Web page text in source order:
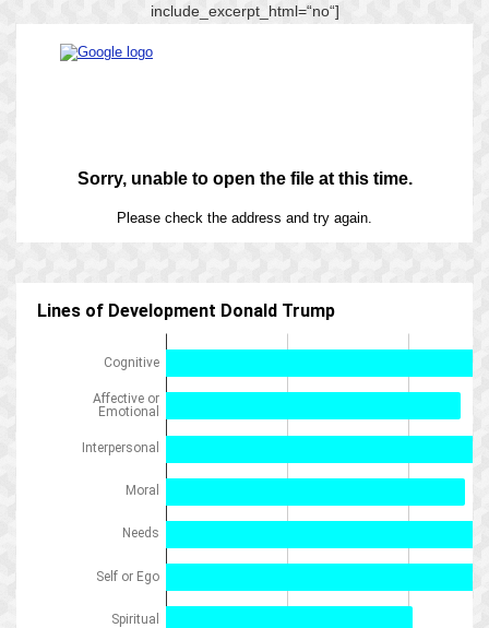
include_excerpt_html=“no“]